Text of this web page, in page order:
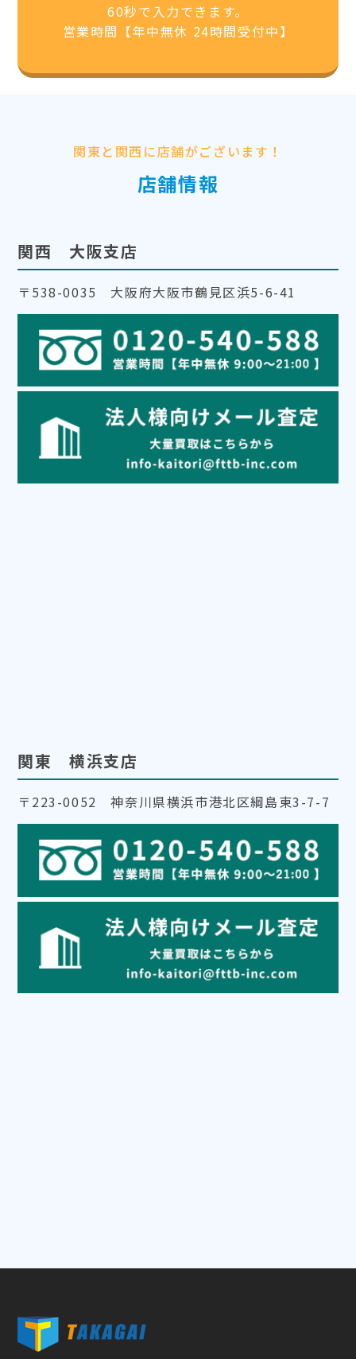
60秒で入力できます。
営業時間【年中無休 24時間受付中】
関東と関西に店舗がございます！
店舗情報
関西 大阪支店
〒538-0035 大阪府大阪市鶴見区浜5-6-41
関東 横浜支店
〒223-0052 神奈川県横浜市港北区綱島東3-7-7